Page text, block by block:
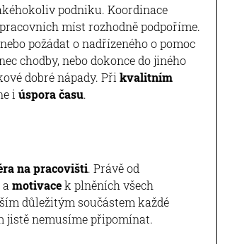
podniku. Koordinace
míst rozhodně podpoříme.
požádat o nadřízeného o pomoc
chodby, nebo dokonce do jiného
dobré nápady. Při kvalitním
i úspora času.
na pracovišti. Právě od
a motivacek plněních všech
důležitým součástem každé
jistě nemusíme připomínat.